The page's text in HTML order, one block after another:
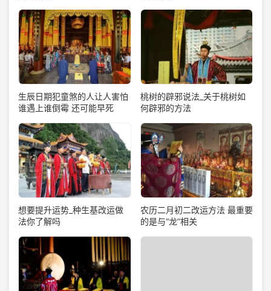
生辰日期犯童煞的人让人害怕
谁遇上谁倒霉 还可能早死
桃树的辟邪说法_关于桃树如
何辟邪的方法
想要提升运势_种生基改运做
法你了解吗
农历二月初二改运方法 最重要
的是与“龙”相关